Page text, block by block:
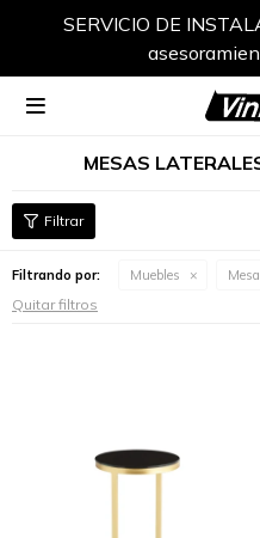
SERVICIO DE

MESAS
Filtrando por: Muebles
Quitar filtros